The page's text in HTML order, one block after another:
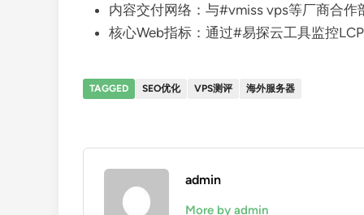
内容交付网络：与#vmiss vps等厂商合作
核心Web指标：通过#易探云工具监控
TAGGED SEO优化 VPS测评 海外服务器
admin
More by admin